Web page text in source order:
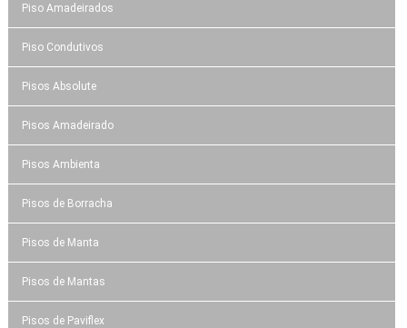
Piso Amadeirados
Piso Condutivos
Pisos Absolute
Pisos Amadeirado
Pisos Ambienta
Pisos de Borracha
Pisos de Manta
Pisos de Mantas
Pisos de Paviflex